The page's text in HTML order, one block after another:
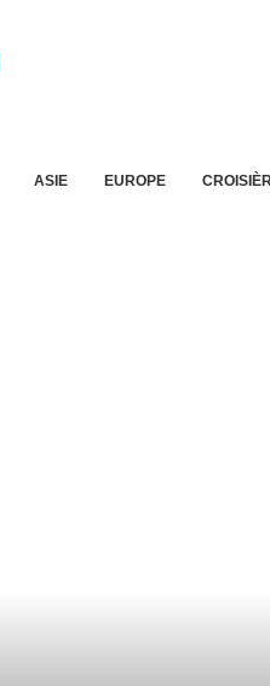
ASIE EUROPE